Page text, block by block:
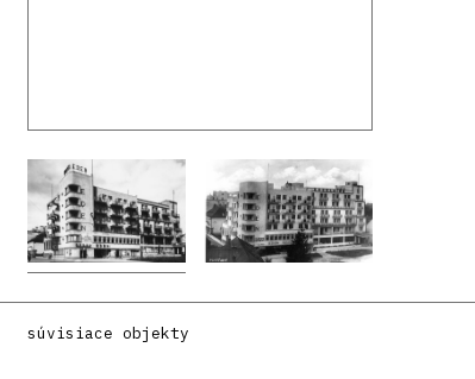
súvisiace objekty